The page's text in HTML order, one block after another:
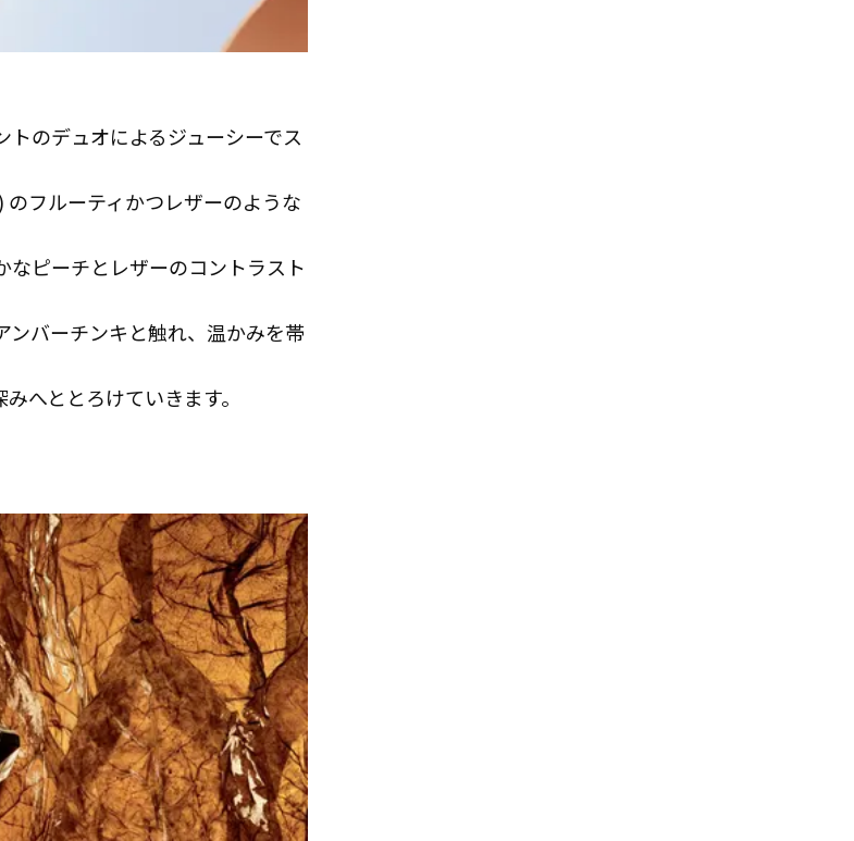
のデュオによるジューシーでス
フルーティかつレザーのような
なピーチとレザーのコントラスト
ンバーチンキと触れ、温かみを帯
へととろけていきます。